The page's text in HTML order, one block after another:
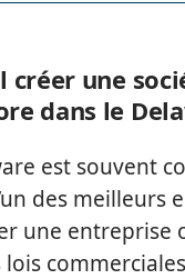
créer une
dans le
est souvent
des meilleurs
une entreprise